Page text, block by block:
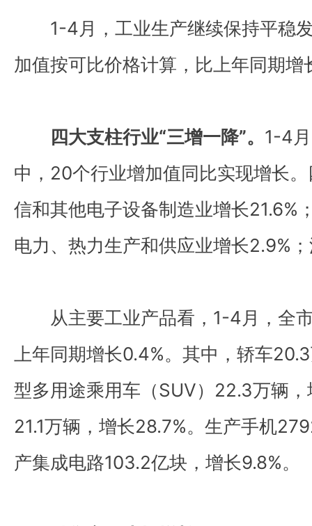
1-4月，工业生产继续保持平稳
加值按可比价格计算，比上年同期增
四大支柱行业“三增一降”。 1-4
中，20个行业增加值同比实现增长
信和其他电子设备制造业增长21.6%
电力、热力生产和供应业增长2.9%
从主要工业产品看，1-4月，全
上年同期增长0.4%。其中，轿车
型多用途乘用车（SUV）22.3万辆
21.1万辆，增长28.7%。生产手机
产集成电路103.2亿块，增长9.8%。